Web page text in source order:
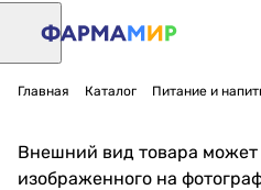
Главная Каталог Питание и
Внешний вид товара может
изображенного на